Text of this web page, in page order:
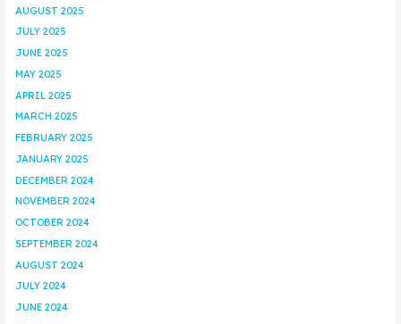
AUGUST 2025
JULY 2025
JUNE 2025
MAY 2025
APRIL 2025
MARCH 2025
FEBRUARY 2025
JANUARY 2025
DECEMBER 2024
NOVEMBER 2024
OCTOBER 2024
SEPTEMBER 2024
AUGUST 2024
JULY 2024
JUNE 2024